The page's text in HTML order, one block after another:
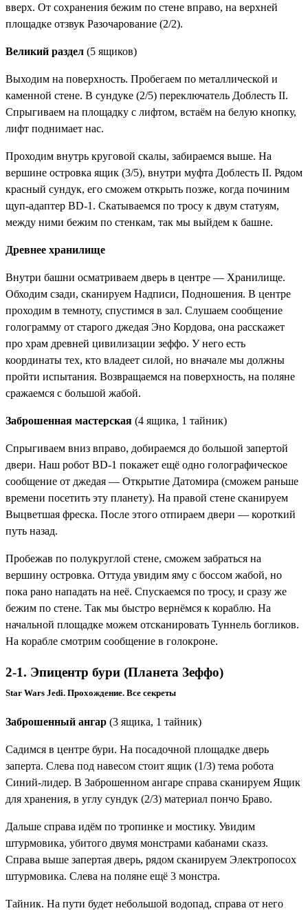
вверх. От сохранения бежим по стене вправо, на верхней
площадке отзвук Разочарование (2/2).
Великий раздел (5 ящиков)
Выходим на поверхность. Пробегаем по металлической и
каменной стене. В сундуке (2/5) переключатель Доблесть II.
Спрыгиваем на площадку с лифтом, встаём на белую кнопку,
лифт поднимает нас.
Проходим внутрь круговой скалы, забираемся выше. На
вершине островка ящик (3/5), внутри муфта Доблесть II. Рядом
красный сундук, его сможем открыть позже, когда починим
щуп-адаптер BD-1. Скатываемся по тросу к двум статуям,
между ними бежим по стенкам, так мы выйдем к башне.
Древнее хранилище
Внутри башни осматриваем дверь в центре — Хранилище.
Обходим сзади, сканируем Надписи, Подношения. В центре
проходим в темноту, спустимся в зал. Слушаем сообщение
голограмму от старого джедая Эно Кордова, она расскажет
про храм древней цивилизации зеффо. У него есть
координаты тех, кто владеет силой, но вначале мы должны
пройти испытания. Возвращаемся на поверхность, на поляне
сражаемся с большой жабой.
Заброшенная мастерская (4 ящика, 1 тайник)
Спрыгиваем вниз вправо, добираемся до большой запертой
двери. Наш робот BD-1 покажет ещё одно голографическое
сообщение от джедая — Открытие Датомира (сможем раньше
времени посетить эту планету). На правой стене сканируем
Выцветшая фреска. После этого отпираем двери — короткий
путь назад.
Пробежав по полукруглой стене, сможем забраться на
вершину островка. Оттуда увидим яму с боссом жабой, но
пока рано нападать на неё. Спускаемся по тросу, и сразу же
бежим по стене. Так мы быстро вернёмся к кораблю. На
начальной площадке можем отсканировать Туннель богликов.
На корабле смотрим сообщение в голокроне.
2-1. Эпицентр бури (Планета Зеффо)
Star Wars Jedi. Прохождение. Все секреты
Заброшенный ангар (3 ящика, 1 тайник)
Садимся в центре бури. На посадочной площадке дверь
заперта. Слева под навесом стоит ящик (1/3) тема робота
Синий-лидер. В Заброшенном ангаре справа сканируем Ящик
для хранения, в углу сундук (2/3) материал пончо Браво.
Дальше справа идём по тропинке и мостику. Увидим
штурмовика, убитого двумя монстрами кабанами сказз.
Справа выше запертая дверь, рядом сканируем Электропосох
штурмовика. Слева на поляне ещё 3 монстра.
Тайник. На пути будет небольшой водопад, справа от него